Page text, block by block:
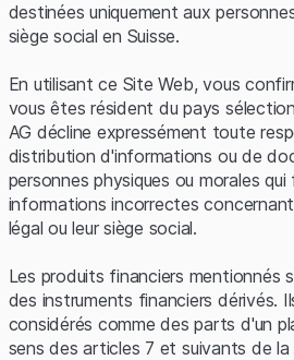
Erreur du
destinées uniquement aux
siège social en Suisse.
En utilisant ce Site Web, vous
vous êtes résident du pays
AG décline expressément toute
distribution d'informations ou de
personnes physiques ou morales
informations incorrectes
légal ou leur siège social.
Les produits financiers mentionnés
des instruments financiers dérivés.
considérés comme des parts d'un
sens des articles 7 et suivants de la